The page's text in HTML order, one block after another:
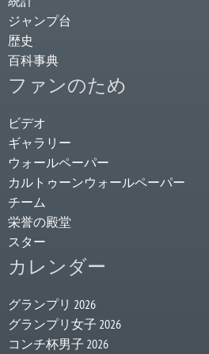
ジャンプ台
歴史
百科事典
ファンのため
ビデオ
ギャラリー
ウォールペーパー
カルトゥーンウォールペーパー
チーム
栄誉の殿堂
スター
カレンダー
グランプリ 2026
グランプリ女子 2026
コンチ杯男子 2026